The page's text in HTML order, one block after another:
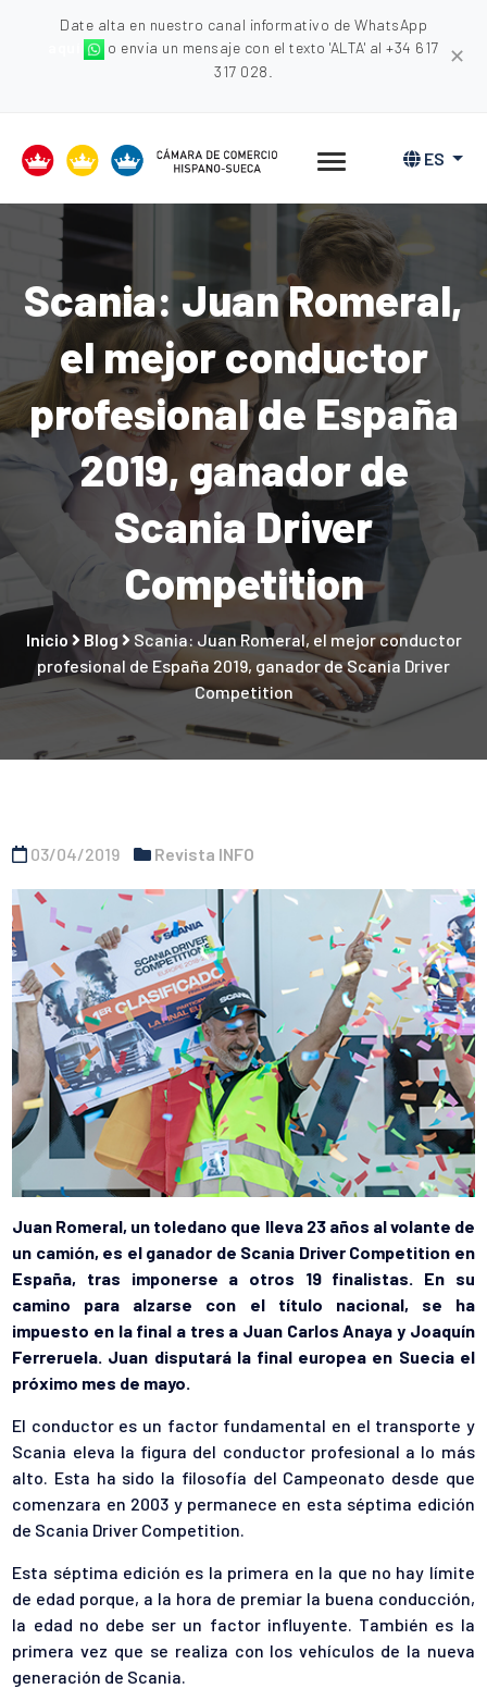
Date alta en nuestro canal informativo de WhatsApp
o envia un mensaje con el texto 'ALTA' al +34 617
317 028.
✕
ES
Scania: Juan Romeral,
el mejor conductor
profesional de España
2019, ganador de
Scania Driver
Competition
Inicio Blog
Scania: Juan Romeral, el mejor conductor
profesional de España 2019, ganador de Scania Driver
Competition
03/04/2019 Revista INFO
Juan Romeral, un toledano que lleva 23 años al volante de
un camión, es el ganador de Scania Driver Competition en
España, tras imponerse a otros 19 finalistas. En su
camino para alzarse con el título nacional, se ha
impuesto en la final a tres a Juan Carlos Anaya y Joaquín
Ferreruela. Juan disputará la final europea en Suecia el
próximo mes de mayo.
El conductor es un factor fundamental en el transporte y
Scania eleva la figura del conductor profesional a lo más
alto. Esta ha sido la filosofía del Campeonato desde que
comenzara en 2003 y permanece en esta séptima edición
de Scania Driver Competition.
Esta séptima edición es la primera en la que no hay límite
de edad porque, a la hora de premiar la buena conducción,
la edad no debe ser un factor influyente. También es la
primera vez que se realiza con los vehículos de la nueva
generación de Scania.